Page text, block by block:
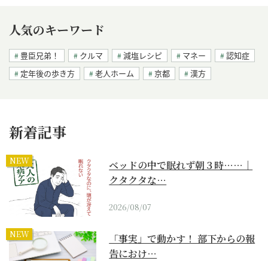
人気のキーワード
豊臣兄弟！ クルマ 減塩レシピ マネー
認知症
定年後の歩き方
老人ホーム 京都 漢方
新着記事
NEW
ベッドの中で眠れず朝３時……｜
クタクタな…
2026/08/07
NEW
「事実」で動かす！ 部下からの報
告におけ…